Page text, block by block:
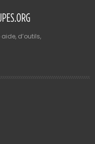
d’outils,